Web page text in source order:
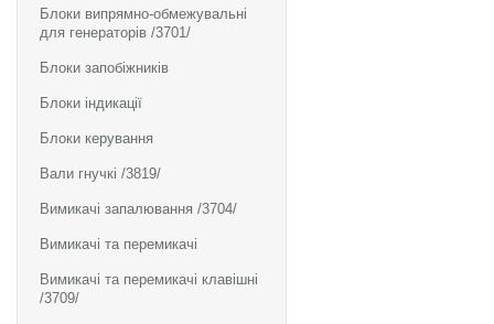
Блоки випрямно-обмежувальні
для генераторів /3701/
Блоки запобіжників
Блоки індикації
Блоки керування
Вали гнучкі /3819/
Вимикачі запалювання /3704/
Вимикачі та перемикачі
Вимикачі та перемикачі клавішні
/3709/